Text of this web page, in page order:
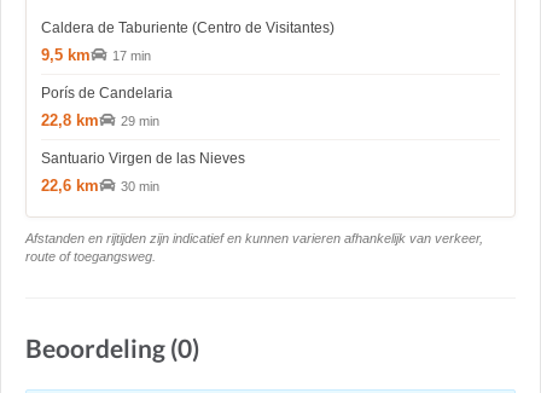
Caldera de Taburiente (Centro de Visitantes)
9,5 km 17 min
Porís de Candelaria
22,8 km 29 min
Santuario Virgen de las Nieves
22,6 km 30 min
Afstanden en rijtijden zijn indicatief en kunnen varieren afhankelijk van verkeer,
route of toegangsweg.
Beoordeling (0)